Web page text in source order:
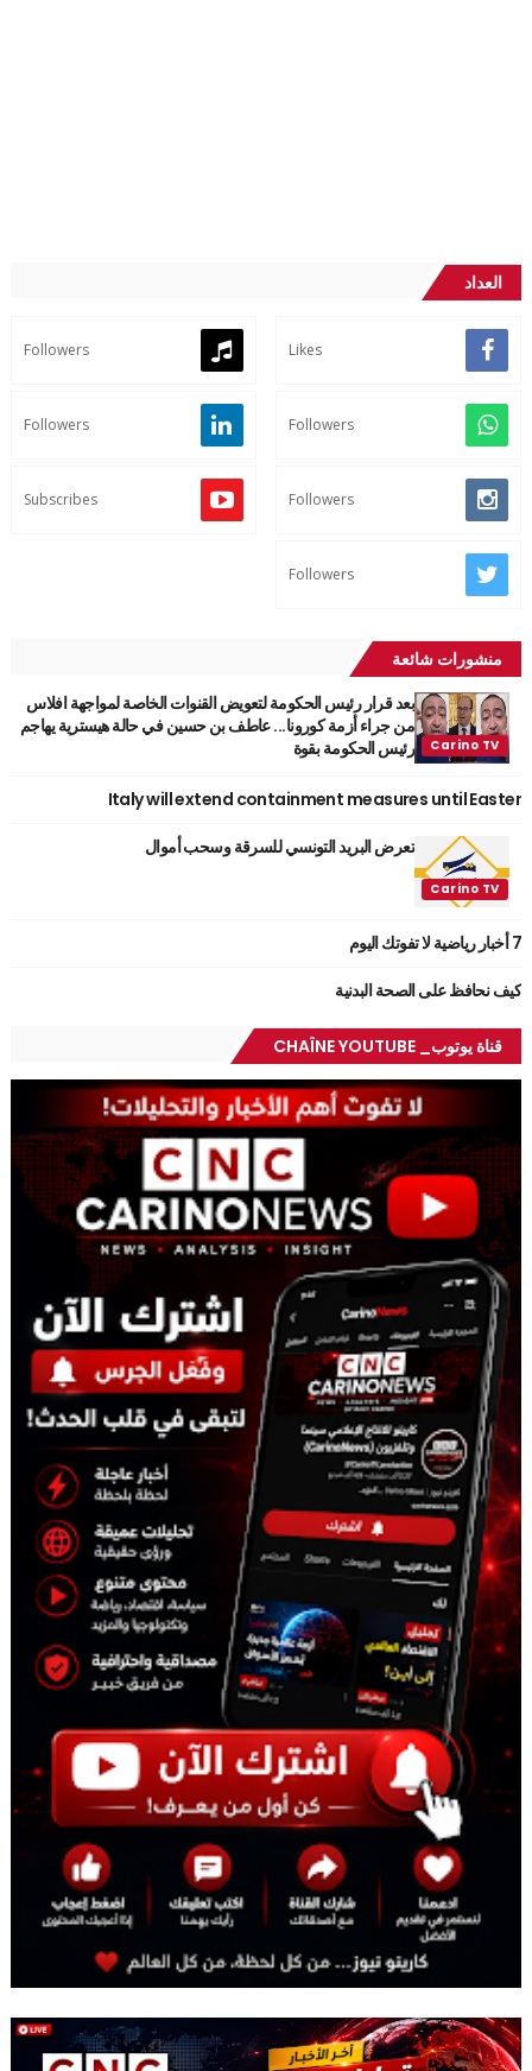
العداد
Likes
Followers
Followers
Followers
Followers
Subscribes
Followers
منشورات شائعة
بعد قرار رئيس الحكومة لتعويض القنوات الخاصة لمواجهة افلاس
من جراء أزمة كورونا... عاطف بن حسين في حالة هيسترية يهاجم
رئيس الحكومة بقوة
Italy will extend containment measures until Easter
تعرض البريد التونسي للسرقة وسحب أموال
7 أخبار رياضية لا تفوتك اليوم
كيف نحافظ على الصحة البدنية
قناة يوتوب_ CHAÎNE YOUTUBE